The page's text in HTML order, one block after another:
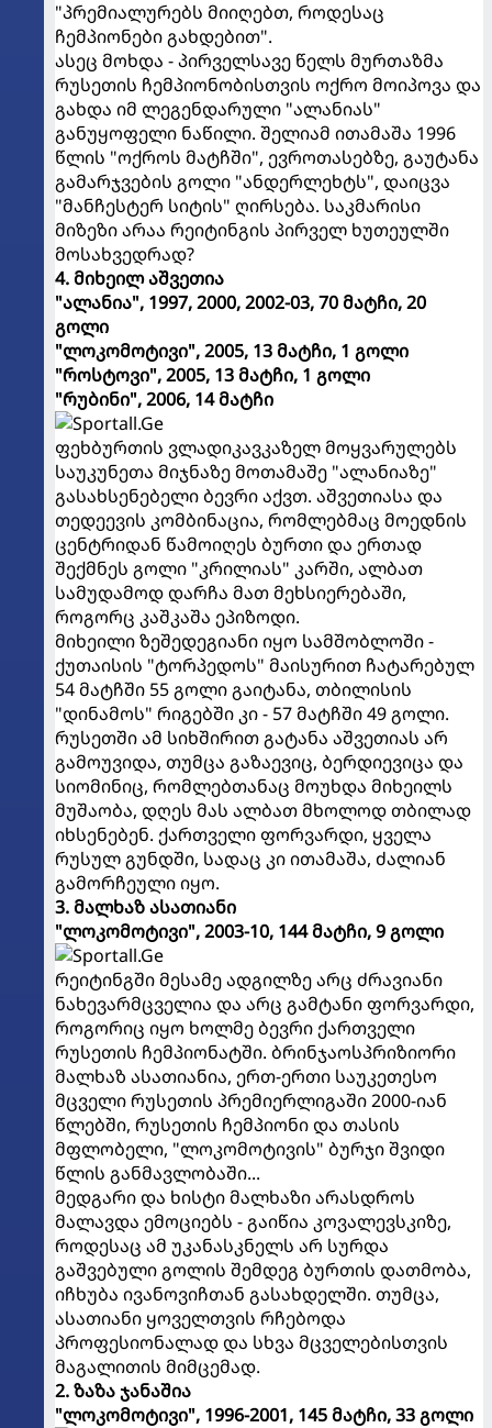
"პრემიალურებს მიიღებთ, როდესაც
ჩემპიონები გახდებით".
ასეც მოხდა - პირველსავე წელს მურთაზმა
რუსეთის ჩემპიონობისთვის ოქრო მოიპოვა და
გახდა იმ ლეგენდარული "ალანიას"
განუყოფელი ნაწილი. შელიამ ითამაშა 1996
წლის "ოქროს მატჩში", ევროთასებზე, გაუტანა
გამარჯვების გოლი "ანდერლეხტს", დაიცვა
"მანჩესტერ სიტის" ღირსება. საკმარისი
მიზეზი არაა რეიტინგის პირველ ხუთეულში
მოსახვედრად?
4. მიხეილ აშვეთია
"ალანია", 1997, 2000, 2002-03, 70 მატჩი, 20
გოლი
"ლოკომოტივი", 2005, 13 მატჩი, 1 გოლი
"როსტოვი", 2005, 13 მატჩი, 1 გოლი
"რუბინი", 2006, 14 მატჩი
ფეხბურთის ვლადიკავკაზელ მოყვარულებს
საუკუნეთა მიჯნაზე მოთამაშე "ალანიაზე"
გასახსენებელი ბევრი აქვთ. აშვეთიასა და
თედეევის კომბინაცია, რომლებმაც მოედნის
ცენტრიდან წამოიღეს ბურთი და ერთად
შექმნეს გოლი "კრილიას" კარში, ალბათ
სამუდამოდ დარჩა მათ მეხსიერებაში,
როგორც კაშკაშა ეპიზოდი.
მიხეილი ზეშედეგიანი იყო სამშობლოში -
ქუთაისის "ტორპედოს" მაისურით ჩატარებულ
54 მატჩში 55 გოლი გაიტანა, თბილისის
"დინამოს" რიგებში კი - 57 მატჩში 49 გოლი.
რუსეთში ამ სიხშირით გატანა აშვეთიას არ
გამოუვიდა, თუმცა გაზაევიც, ბერდიევიცა და
სიომინიც, რომლებთანაც მოუხდა მიხეილს
მუშაობა, დღეს მას ალბათ მხოლოდ თბილად
იხსენებენ. ქართველი ფორვარდი, ყველა
რუსულ გუნდში, სადაც კი ითამაშა, ძალიან
გამორჩეული იყო.
3. მალხაზ ასათიანი
"ლოკომოტივი", 2003-10, 144 მატჩი, 9 გოლი
რეიტინგში მესამე ადგილზე არც ძრავიანი
ნახევარმცველია და არც გამტანი ფორვარდი,
როგორიც იყო ხოლმე ბევრი ქართველი
რუსეთის ჩემპიონატში. ბრინჯაოსპრიზიორი
მალხაზ ასათიანია, ერთ-ერთი საუკეთესო
მცველი რუსეთის პრემიერლიგაში 2000-იან
წლებში, რუსეთის ჩემპიონი და თასის
მფლობელი, "ლოკომოტივის" ბურჯი შვიდი
წლის განმავლობაში...
მედგარი და ხისტი მალხაზი არასდროს
მალავდა ემოციებს - გაიწია კოვალევსკიზე,
როდესაც ამ უკანასკნელს არ სურდა
გაშვებული გოლის შემდეგ ბურთის დათმობა,
იჩხუბა ივანოვიჩთან გასახდელში. თუმცა,
ასათიანი ყოველთვის რჩებოდა
პროფესიონალად და სხვა მცველებისთვის
მაგალითის მიმცემად.
2. ზაზა ჯანაშია
"ლოკომოტივი", 1996-2001, 145 მატჩი, 33 გოლი